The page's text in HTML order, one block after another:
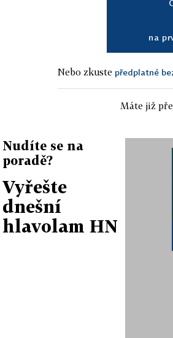
na
Nebo zkuste předplatné
Máte již
Nudíte se na
poradě?
Vyřešte
dnešní
hlavolam HN